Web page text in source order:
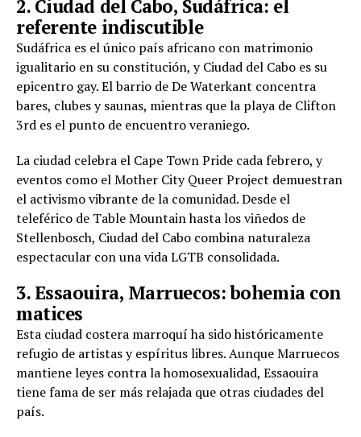
2. Ciudad del Cabo, Sudáfrica: el
referente indiscutible
Sudáfrica es el único país africano con matrimonio
igualitario en su constitución, y Ciudad del Cabo es su
epicentro gay. El barrio de De Waterkant concentra
bares, clubes y saunas, mientras que la playa de Clifton
3rd es el punto de encuentro veraniego.
La ciudad celebra el Cape Town Pride cada febrero, y
eventos como el Mother City Queer Project demuestran
el activismo vibrante de la comunidad. Desde el
teleférico de Table Mountain hasta los viñedos de
Stellenbosch, Ciudad del Cabo combina naturaleza
espectacular con una vida LGTB consolidada.
3. Essaouira, Marruecos: bohemia con
matices
Esta ciudad costera marroquí ha sido históricamente
refugio de artistas y espíritus libres. Aunque Marruecos
mantiene leyes contra la homosexualidad, Essaouira
tiene fama de ser más relajada que otras ciudades del
país.